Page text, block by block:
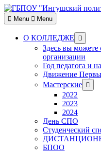
Skip
to
content
Menu Menu
О КОЛЛЕДЖЕ
Show
sub
menu
Здесь вы можете
организации
Год педагога и
Движение
Мастерские Show
sub
2022
2023
2024
День СПО
Студенческий
БПОО